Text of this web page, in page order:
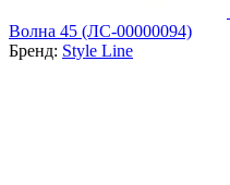
Волна 45 (ЛС-00000094)
Бренд: Style Line